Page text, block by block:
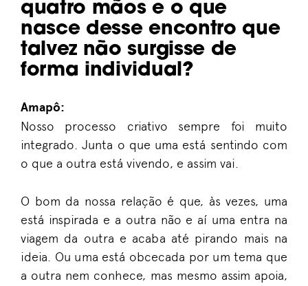
quatro mãos e o que
nasce desse encontro que
talvez não surgisse de
forma individual?
Amapô:
Nosso processo criativo sempre foi muito
integrado. Junta o que uma está sentindo com
o que a outra está vivendo, e assim vai.
O bom da nossa relação é que, às vezes, uma
está inspirada e a outra não e aí uma entra na
viagem da outra e acaba até pirando mais na
ideia. Ou uma está obcecada por um tema que
a outra nem conhece, mas mesmo assim apoia,